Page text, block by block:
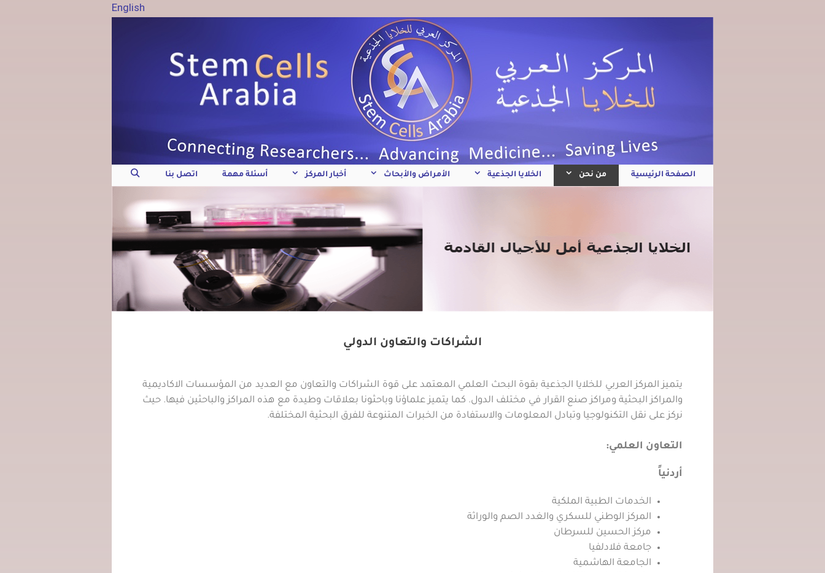
English
الصفحة الرئيسية من نحن الخلايا الجذعية الأمراض والأبحاث أخبار المركز أسئلة مهمة اتصل بنا
الشراكات والتعاون الدولي
يتميز المركز العربي للخلايا الجذعية بقوة البحث العلمي المعتمد على قوة الشراكات والتعاون مع العديد من المؤسسات الاكاديمية
والمراكز البحثية ومراكز صنع القرار في مختلف الدول. كما يتميز علماؤنا وباحثونا بعلاقات وطيدة مع هذه المراكز والباحثين فيها. حيث
نركز على نقل التكنولوجيا وتبادل المعلومات والاستفادة من الخبرات المتنوعة للفرق البحثية المختلفة.
التعاون العلمي:
أردنياً
الخدمات الطبية الملكية
المركز الوطني للسكري والغدد الصم والوراثة
مركز الحسين للسرطان
جامعة فلادلفيا
الجامعة الهاشمية